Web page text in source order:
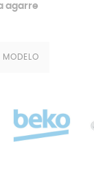
agarre